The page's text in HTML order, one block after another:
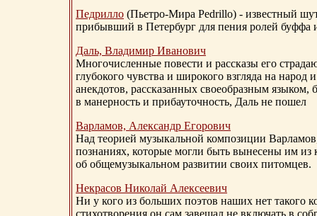
Педрилло (Пьетро-Мира Pedrillo) - известный
прибывший в Петербург для пения ролей буффа
Даль, Владимир Иванович
Многочисленные повести и рассказы его
глубокого чувства и широкого взгляда на
анекдотов, рассказанных своеобразным
в манерность и прибауточность, Даль не пошел
Варламов, Александр Егорович
Над теорией музыкальной композиции
познаниях, которые могли быть вынесены им из
об общемузыкальном развитии своих питомцев.
Некрасов Николай Алексеевич
Ни у кого из больших поэтов наших нет такого